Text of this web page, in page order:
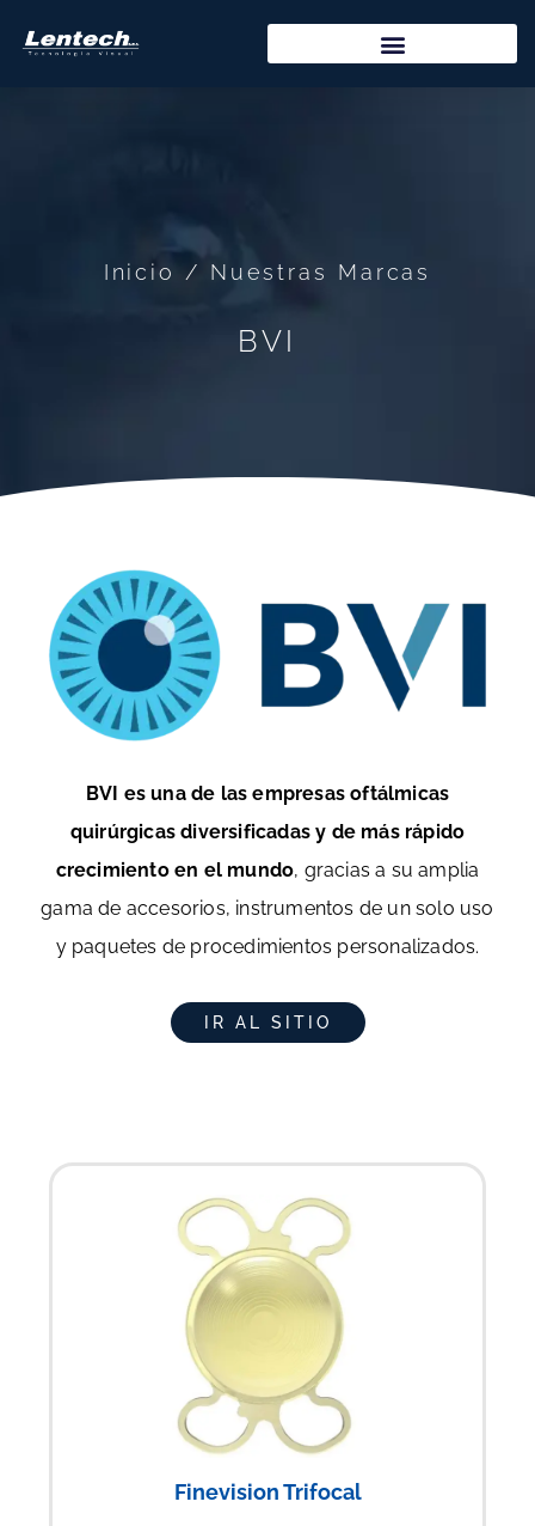
Inicio / Nuestras Marcas
BVI
BVI es una de las empresas oftálmicas
quirúrgicas diversificadas y de más rápido
crecimiento en el mundo, gracias a su amplia
gama de accesorios, instrumentos de un solo uso
y paquetes de procedimientos personalizados.
IR AL SITIO
Finevision Trifocal